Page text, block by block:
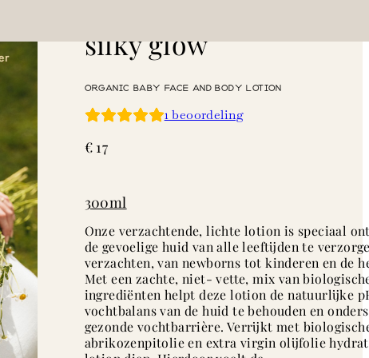
silky glow
ORGANIC BABY FACE AND BODY LOTION
1beoordeling
€ 17
300ml
Onze verzachtende, lichte lotion is speciaal
de gevoelige huid van alle leeftijden te
verzachten, van newborns tot kinderen en de
Met een zachte, niet- vette, mix van
ingrediënten helpt deze lotion de natuurlijke
vochtbalans van de huid te behouden en
gezonde vochtbarrière. Verrijkt met
abrikozenpitolie en extra virgin olijfolie